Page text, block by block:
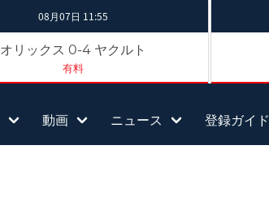
08月07日 11:55
オリックス 0-4 ヤクルト
有料
動画 ニュース 登録ガイド